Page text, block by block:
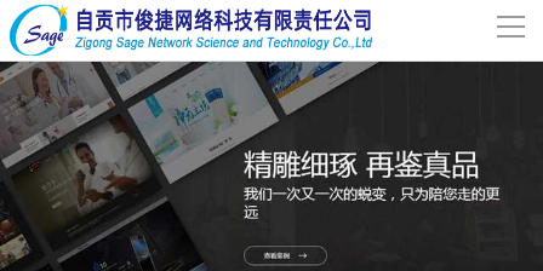
导
网站首页
关于我们